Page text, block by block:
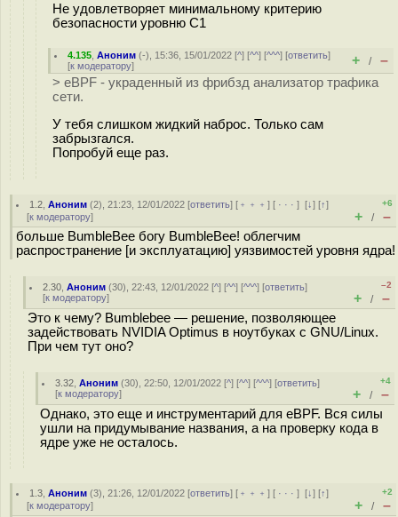
Не удовлетворяет минимальному критерию
безопасности уровню C1
4.135 ,Аноним (-), 15:36, 15/01/2022 [^] [^^] [^^^] [ответить]
[к модератору] + / –
> eBPF - украденный из фрибзд анализатор трафика
сети.
У тебя слишком жидкий наброс. Только сам
забрызгался.
Попробуй еще раз.
1.2 ,Аноним (2), 21:23, 12/01/2022 [ответить] [ ﹢﹢﹢] [ · · ·][↓] [↑]
[к модератору]
+6
+ / –
больше BumbleBee богу BumbleBee! облегчим
распространение [и эксплуатацию] уязвимостей уровня ядра!
2.30 ,Аноним (30), 22:43, 12/01/2022 [^] [^^] [^^^] [ответить]
[к модератору]
–2
+ / –
Это к чему? Bumblebee — решение, позволяющее
задействовать NVIDIA Optimus в ноутбуках с GNU/Linux.
При чем тут оно?
3.32 ,Аноним (30), 22:50, 12/01/2022 [^] [^^] [^^^] [ответить]
[к модератору]
+4
+ / –
Однако, это еще и инструментарий для eBPF. Вся силы
ушли на придумывание названия, а на проверку кода в
ядре уже не осталось.
1.3 ,Аноним (3), 21:26, 12/01/2022 [ответить] [ ﹢﹢﹢] [ · · ·][↓] [↑]
[к модератору]
+2
+ / –